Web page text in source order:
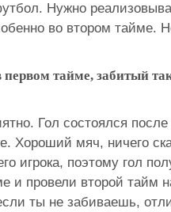
Нужно
во втором тайме.
тайме, забитый
Гол состоялся
Хороший мяч, ничего
игрока, поэтому гол
и провели второй тайм
ты не забиваешь,